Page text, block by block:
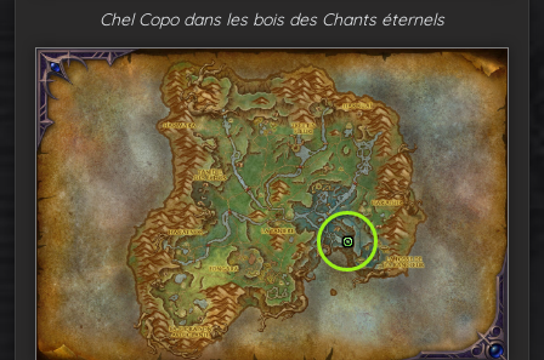
Chel Copo dans les bois des Chants éternels